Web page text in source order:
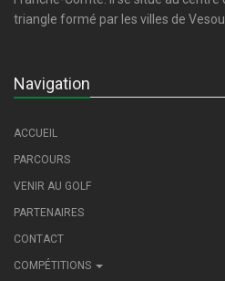
triangle formé par les villes de
Navigation
ACCUEIL
PARCOURS
VENIR AU GOLF
PARTENAIRES
CONTACT
COMPÉTITIONS